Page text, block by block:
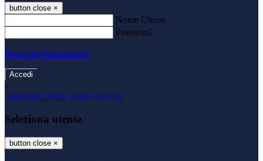
button close ×
Nome Utente
Password
Password dimenticata?
-
Entra con SPID Entra con CIE
Seleziona utente
button close ×